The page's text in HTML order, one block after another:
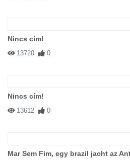
Nincs cím!
13720 0
Nincs cím!
13612 0
Mar Sem Fim, egy brazil jacht az